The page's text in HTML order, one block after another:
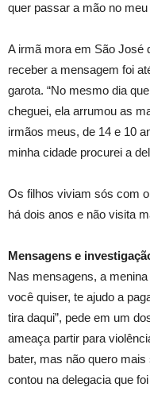
quer passar a mão no
A irmã mora em São José
receber a mensagem foi
garota. “No mesmo dia
cheguei, ela arrumou as
irmãos meus, de 14 e 10
minha cidade procurei a
Os filhos viviam sós com
há dois anos e não visita
Mensagens e
Nas mensagens, a
você quiser, te ajudo a
tira daqui”, pede em um
ameaça partir para
bater, mas não quero
contou na delegacia que